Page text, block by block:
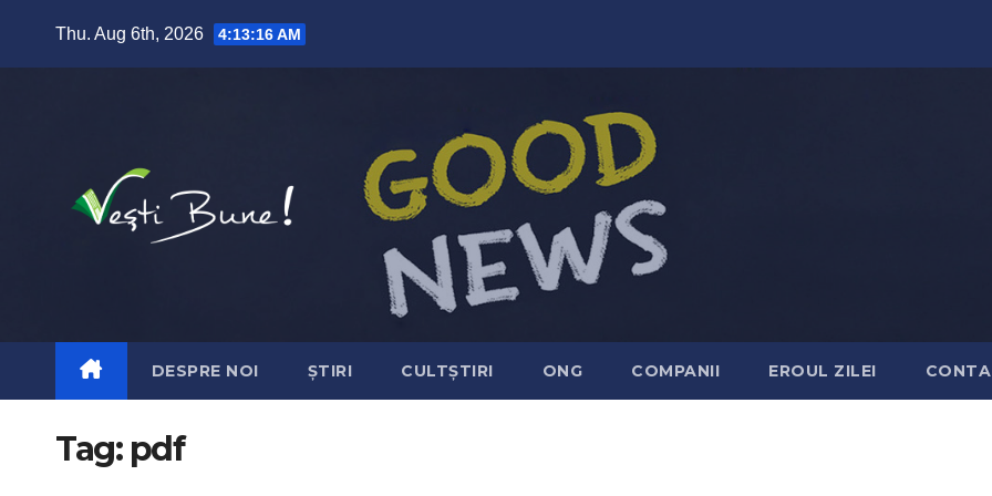
Thu. Aug 6th, 2026
4:13:17 AM
DESPRE NOI ȘTIRI CULTȘTIRI ONG COMPANII EROUL ZILEI
Tag: pdf